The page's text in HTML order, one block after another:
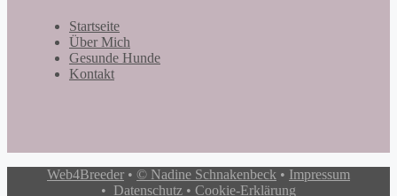
Startseite
Über Mich
Gesunde Hunde
Kontakt
Web4Breeder • © Nadine Schnakenbeck • Impressum
• Datenschutz • Cookie-Erklärung